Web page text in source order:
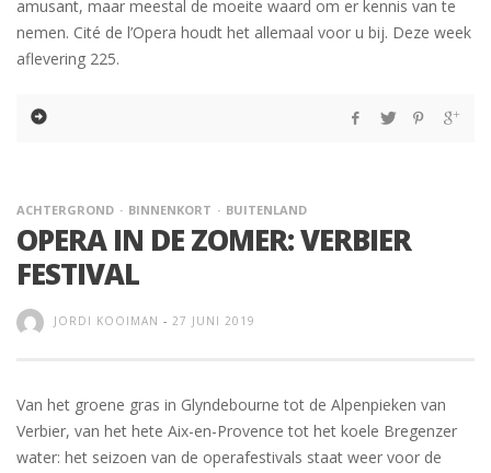
amusant, maar meestal de moeite waard om er kennis van te
nemen. Cité de l’Opera houdt het allemaal voor u bij. Deze week
aflevering 225.
ACHTERGROND BINNENKORT BUITENLAND
OPERA IN DE ZOMER: VERBIER
FESTIVAL
JORDI KOOIMAN - 27 JUNI 2019
Van het groene gras in Glyndebourne tot de Alpenpieken van
Verbier, van het hete Aix-en-Provence tot het koele Bregenzer
water: het seizoen van de operafestivals staat weer voor de